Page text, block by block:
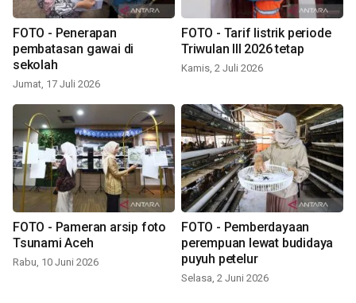
FOTO - Penerapan
pembatasan gawai di
sekolah
Jumat, 17 Juli 2026
FOTO - Tarif listrik periode
Triwulan III 2026 tetap
Kamis, 2 Juli 2026
FOTO - Pameran arsip foto
Tsunami Aceh
Rabu, 10 Juni 2026
FOTO - Pemberdayaan
perempuan lewat budidaya
puyuh petelur
Selasa, 2 Juni 2026